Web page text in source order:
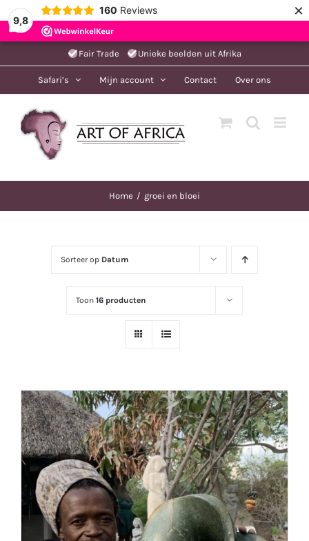
9,8
160 Reviews ×
naar
Fair Trade Unieke beelden uit Afrika
Safari’s Mijn account Contact Over ons
Home groei en bloei
Sorteer op Datum
Toon16 producten